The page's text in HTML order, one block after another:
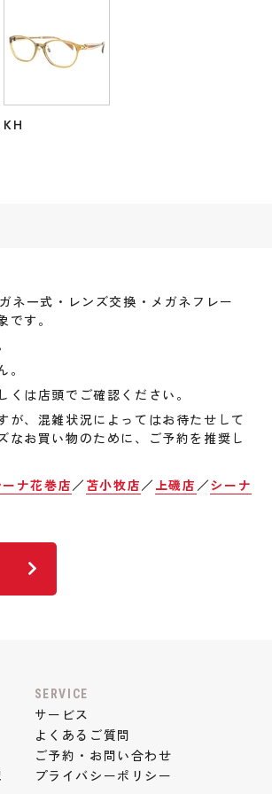
KH
ネ一式・レンズ交換・メガネフレー
す。
は店頭でご確認ください。
が、混雑状況によってはお待たせして
なお買い物のために、ご予約を推奨し
ナ花巻店 ／ 苫小牧店 ／ 上磯店 ／シーナ
SERVICE
サービス
よくあるご質問
ご予約・お問い合わせ
プライバシーポリシー